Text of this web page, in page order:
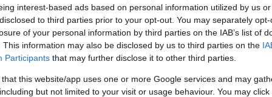
interest-based ads based on personal information utilized by us
to third parties prior to your opt-out. You may separately
of your personal information by third parties on the IAB’s list of
This information may also be disclosed by us to third parties on the
Participants that may further disclose it to other third parties.
that this website/app uses one or more Google services and may
but not limited to your visit or usage behaviour. You may
az alkotók önéletrajzával, a produkció
az előadásról és/vagy az előadás próbáin
produkció szerzői jogi tisztázottságát igazoló
az őt képviselő ügynökség nyilatkozata) az
Bp. Rumbach S. u. 9-es postacímen.